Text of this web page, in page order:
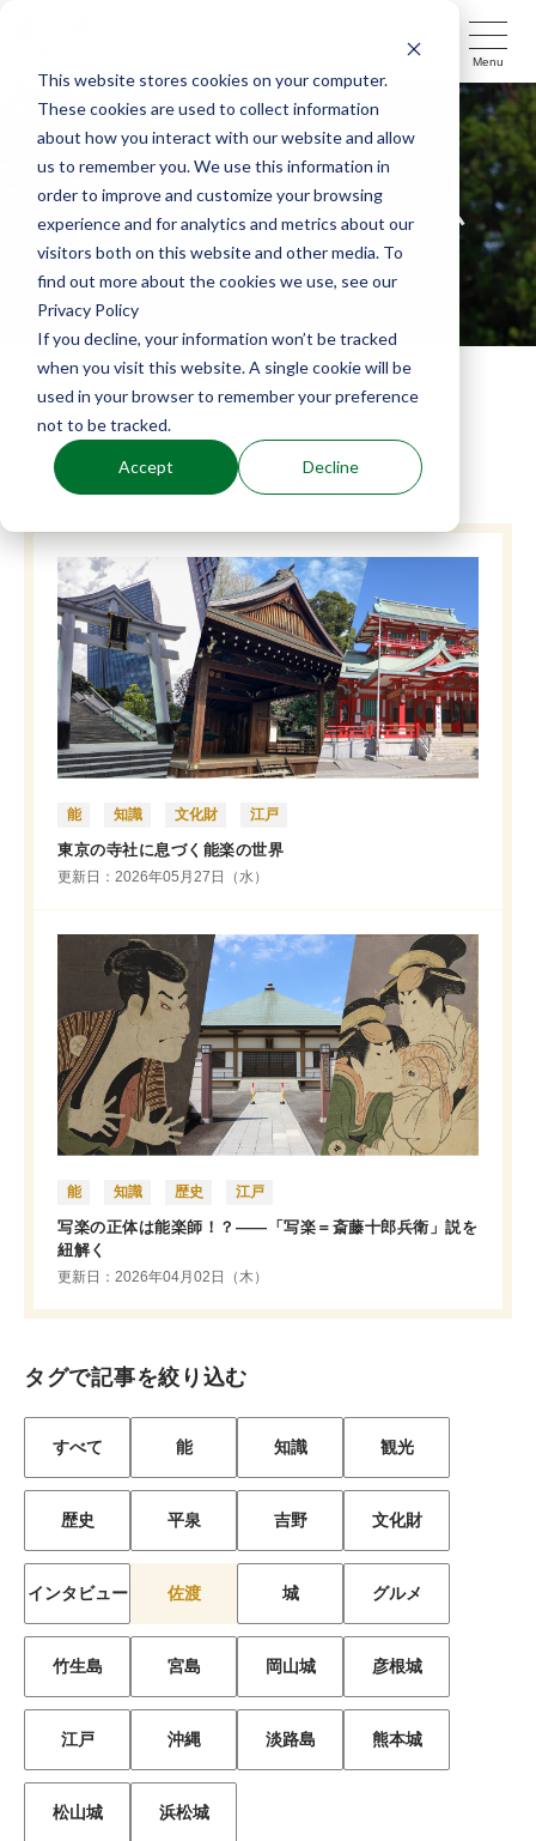
This website stores cookies on your computer.
These cookies are used to collect information
about how you interact with our website and allow
us to remember you. We use this information in
order to improve and customize your browsing
experience and for analytics and metrics about our
visitors both on this website and other media. To
find out more about the cookies we use, see our
Privacy Policy
If you decline, your information won’t be tracked
when you visit this website. A single cookie will be
used in your browser to remember your preference
not to be tracked.
Accept Decline
Menu
もっと！能楽を旅するコラム
TOP コラム
注目コラム
能 知識 文化財 江戸
東京の寺社に息づく能楽の世界
更新日：2026年05月27日（水）
能 知識 歴史 江戸
写楽の正体は能楽師！？――「写楽＝斎藤十郎兵衛」説を
紐解く
更新日：2026年04月02日（木）
タグで記事を絞り込む
すべて 能 知識 観光
歴史 平泉 吉野 文化財
インタビュー 佐渡 城 グルメ
竹生島 宮島 岡山城 彦根城
江戸 沖縄 淡路島 熊本城
松山城 浜松城